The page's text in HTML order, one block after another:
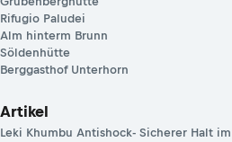
Rifugio Paludei
Alm hinterm Brunn
Söldenhütte
Berggasthof Unterhorn
Artikel
Leki Khumbu Antishock- Sicherer Halt